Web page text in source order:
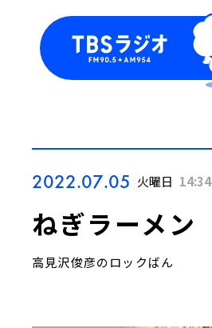
2022.07.05 火曜日 14:34
ねぎラーメン
高見沢俊彦のロックばん